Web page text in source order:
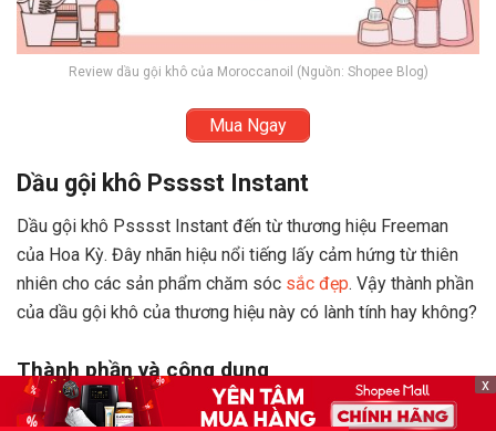
Review dầu gội khô của Moroccanoil (Nguồn: Shopee Blog)
Mua Ngay
Dầu gội khô Psssst Instant
Dầu gội khô Psssst Instant đến từ thương hiệu Freeman
của Hoa Kỳ. Đây nhãn hiệu nổi tiếng lấy cảm hứng từ thiên
nhiên cho các sản phẩm chăm sóc sắc đẹp. Vậy thành phần
của dầu gội khô của thương hiệu này có lành tính hay không?
Thành phần và công dụng
Về thành phần, sản phẩm cũng có những chất phổ biến trong
x